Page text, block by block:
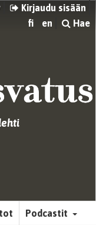
Kirjaudu sisään
fi
en Hae
Podcastit